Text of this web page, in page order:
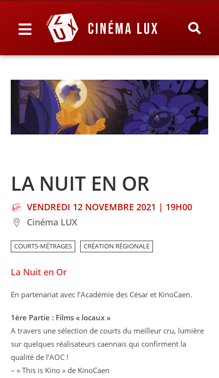
LA NUIT EN OR
VENDREDI 12 NOVEMBRE 2021 | 19H00
Cinéma LUX
COURTS-MÉTRAGES CRÉATION RÉGIONALE
La Nuit en Or
En partenariat avec l’Académie des César et KinoCaen.
1ère Partie : Films « locaux »
A travers une sélection de courts du meilleur cru, lumière
sur quelques réalisateurs caennais qui confirment la
qualité de l’AOC !
– « This is Kino » de KinoCaen